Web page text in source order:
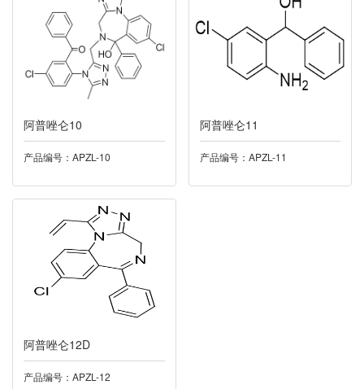
033雷西纳德
034莫沙必利
035磷酸肌酸钠
036奥洛他定
037螺螨酯
038西他沙星
039阿格列汀
041洛索洛芬
阿普唑仑10
产品编号：APZL-10
阿普唑仑11
产品编号：APZL-11
阿普唑仑12D
产品编号：APZL-12